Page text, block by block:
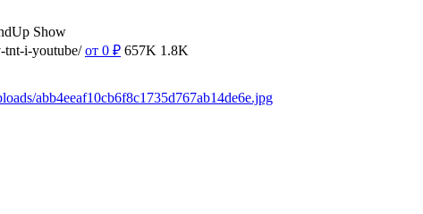
Show
tnt-i-youtube/ от 0 ₽ 657K 1.8K
abb4eeaf10cb6f8c1735d767ab14de6e.jpg